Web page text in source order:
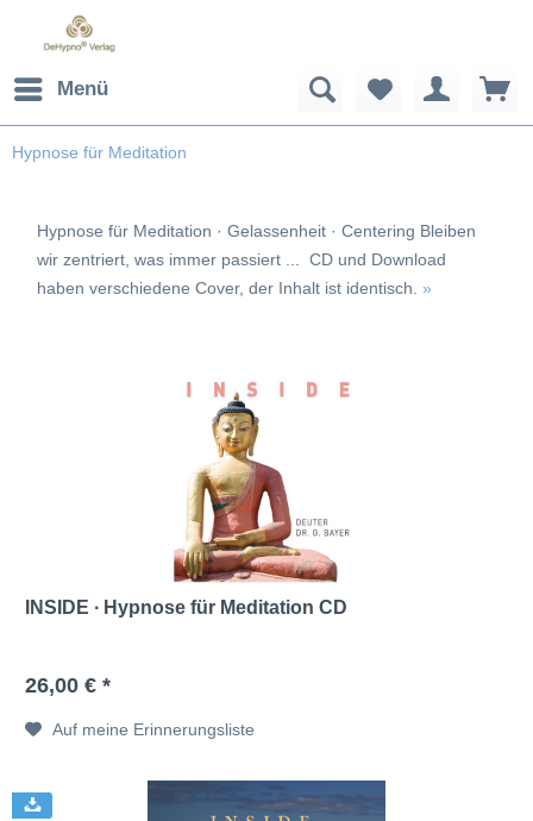
Menü
Hypnose für Meditation
Hypnose für Meditation · Gelassenheit · Centering Bleiben
wir zentriert, was immer passiert ... CD und Download
haben verschiedene Cover, der Inhalt ist identisch. »
INSIDE ∙ Hypnose für Meditation CD
26,00 € *
Auf meine Erinnerungsliste